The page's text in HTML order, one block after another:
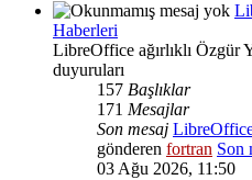
Haberleri
LibreOffice ağırlıklı Özgür
duyuruları
157 Başlıklar
171 Mesajlar
Son mesaj
gönderen fortran Son
03 Ağu 2026, 11:50